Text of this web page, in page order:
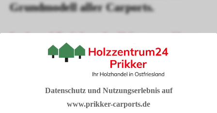
Grundmodell aller Carports.
Sondermodelle sind von der Aktion ausgeschlossen
hre Vorteile bei Prikker-Carports
Verkauf vom Hersteller
Produziert in Deutschland
Datenschutz und Nutzungserlebnis auf
www.prikker-carports.de